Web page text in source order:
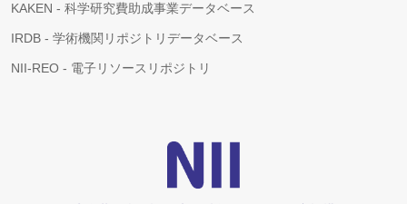
KAKEN - 科学研究費助成事業データベース
IRDB - 学術機関リポジトリデータベース
NII-REO - 電子リソースリポジトリ